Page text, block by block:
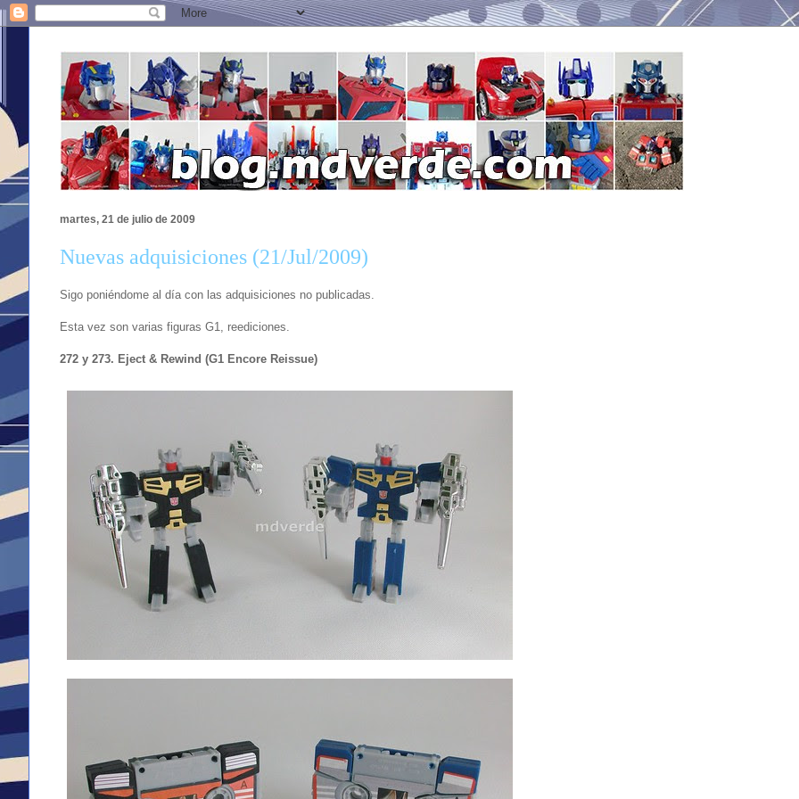
martes, 21 de julio de 2009
Nuevas adquisiciones (21/Jul/2009)
Sigo poniéndome al día con las adquisiciones no publicadas.
Esta vez son varias figuras G1, reediciones.
272 y 273. Eject & Rewind (G1 Encore Reissue)